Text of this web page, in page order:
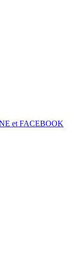
et FACEBOOK